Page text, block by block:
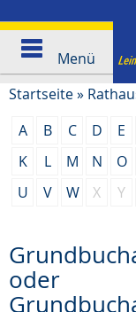
Menü
Startseite»
A
B C D E
K
L M N O
U
V W X Y
oder